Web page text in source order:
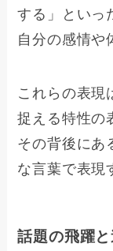
する」といっ
自分の感情や
これらの表現
捉える特性の
その背後にあ
な言葉で表現
話題の飛躍